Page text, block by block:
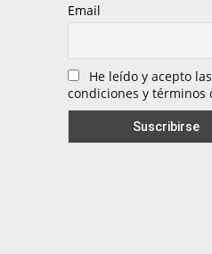
Email
He leído y acepto las
condiciones y términos